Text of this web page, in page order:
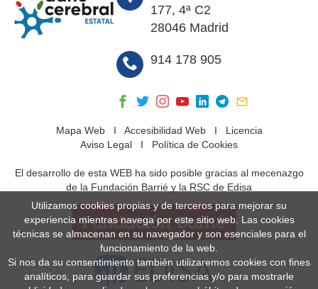
177, 4ª C2
28046 Madrid
914 178 905
Mapa WebI Accesibilidad WebI Licencia
Aviso Legal I Política de Cookies
El desarrollo de esta WEB ha sido posible gracias al mecenazgo
de la Fundación Barrié y la RSC de Edisa
Utilizamos cookies propias y de terceros para mejorar su
experiencia mientras navega por este sitio web. Las cookies
técnicas se almacenan en su navegador y son esenciales para el
funcionamiento de la web.
Si nos da su consentimiento también utilizaremos cookies con fines
analíticos, para guardar sus preferencias y/o para mostrarle